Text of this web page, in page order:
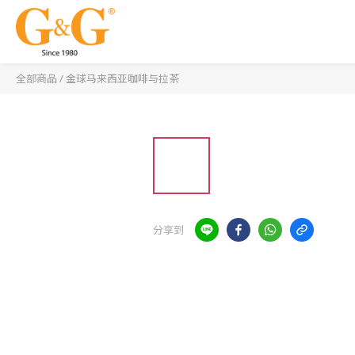
全部商品 /金球马来西亚咖啡与拉茶
分享到